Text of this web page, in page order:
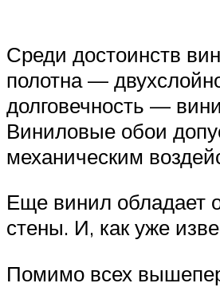
Среди достоинств
полотна —
долговечность —
Виниловые обои
механическим
Еще винил обладает
стены. И, как уже
Помимо всех